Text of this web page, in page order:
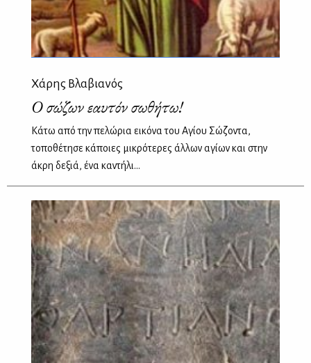
Χάρης Βλαβιανός
O σώζων εαυτόν σωθήτω!
Κάτω από την πελώρια εικόνα του Αγίου Σώζοντα,
τοποθέτησε κάποιες μικρότερες άλλων αγίων και στην
άκρη δεξιά, ένα καντήλι...